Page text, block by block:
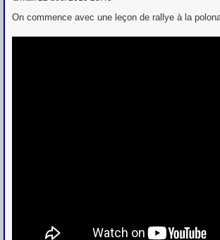
e
s
On commence avec une leçon de rallye à la